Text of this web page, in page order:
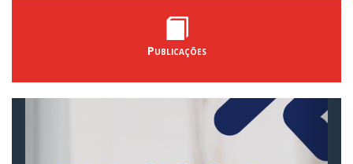
Publicações